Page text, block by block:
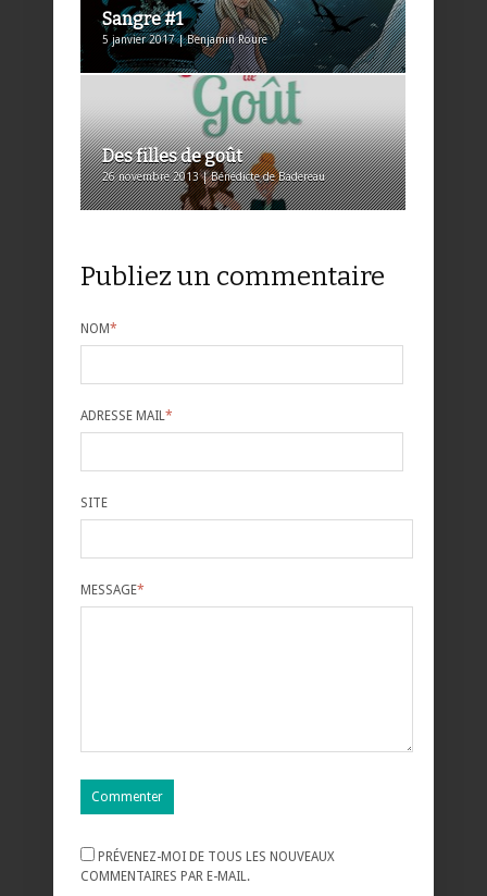
Sangre #1
5 janvier 2017 | Benjamin Roure
Des filles de goût
26 novembre 2013 | Bénédicte de Badereau
Publiez un commentaire
NOM*
ADRESSE MAIL*
SITE
MESSAGE*
PRÉVENEZ-MOI DE TOUS LES NOUVEAUX
COMMENTAIRES PAR E-MAIL.